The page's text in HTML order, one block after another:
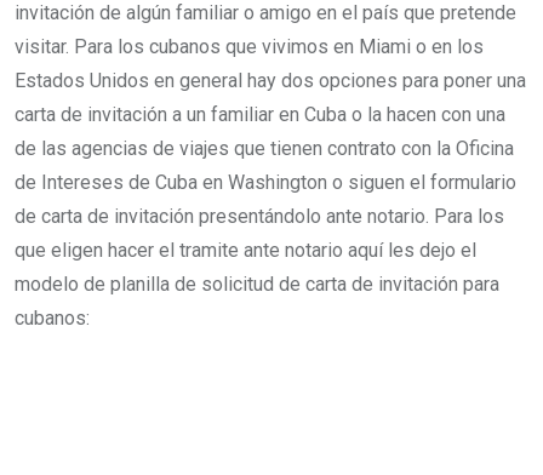
invitación de algún familiar o amigo en el país que pretende
visitar. Para los cubanos que vivimos en Miami o en los
Estados Unidos en general hay dos opciones para poner una
carta de invitación a un familiar en Cuba o la hacen con una
de las agencias de viajes que tienen contrato con la Oficina
de Intereses de Cuba en Washington o siguen el formulario
de carta de invitación presentándolo ante notario. Para los
que eligen hacer el tramite ante notario aquí les dejo el
modelo de planilla de solicitud de carta de invitación para
cubanos: